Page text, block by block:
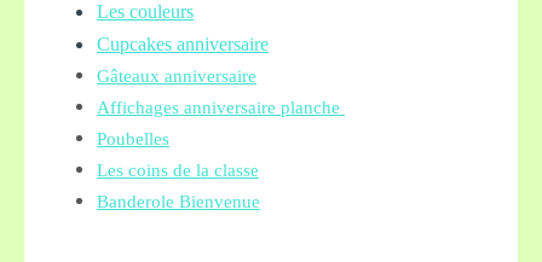
Les couleurs
Cupcakes anniversaire
Gâteaux anniversaire
Affichages anniversaire planche
Poubelles
Les coins de la classe
Banderole Bienvenue